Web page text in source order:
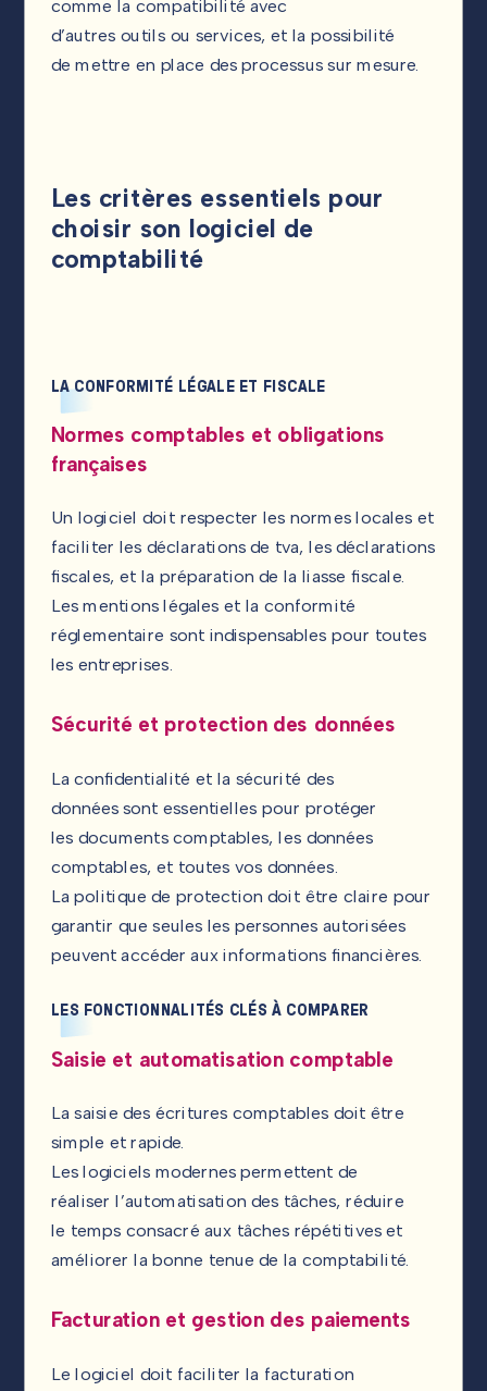
comme la compatibilité avec
d’autres outils ou services, et la possibilité
de mettre en place des processus sur mesure.
Les critères essentiels pour
choisir son logiciel de
comptabilité
LA CONFORMITÉ LÉGALE ET FISCALE
Normes comptables et obligations
françaises
Un logiciel doit respecter les normes locales et
faciliter les déclarations de tva, les déclarations
fiscales, et la préparation de la liasse fiscale.
Les mentions légales et la conformité
réglementaire sont indispensables pour toutes
les entreprises.
Sécurité et protection des données
La confidentialité et la sécurité des
données sont essentielles pour protéger
les documents comptables, les données
comptables, et toutes vos données.
La politique de protection doit être claire pour
garantir que seules les personnes autorisées
peuvent accéder aux informations financières.
LES FONCTIONNALITÉS CLÉS À COMPARER
Saisie et automatisation comptable
La saisie des écritures comptables doit être
simple et rapide.
Les logiciels modernes permettent de
réaliser l’automatisation des tâches, réduire
le temps consacré aux tâches répétitives et
améliorer la bonne tenue de la comptabilité.
Facturation et gestion des paiements
Le logiciel doit faciliter la facturation